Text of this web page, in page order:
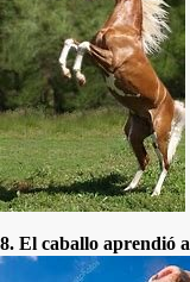
8. El caballo aprendió a